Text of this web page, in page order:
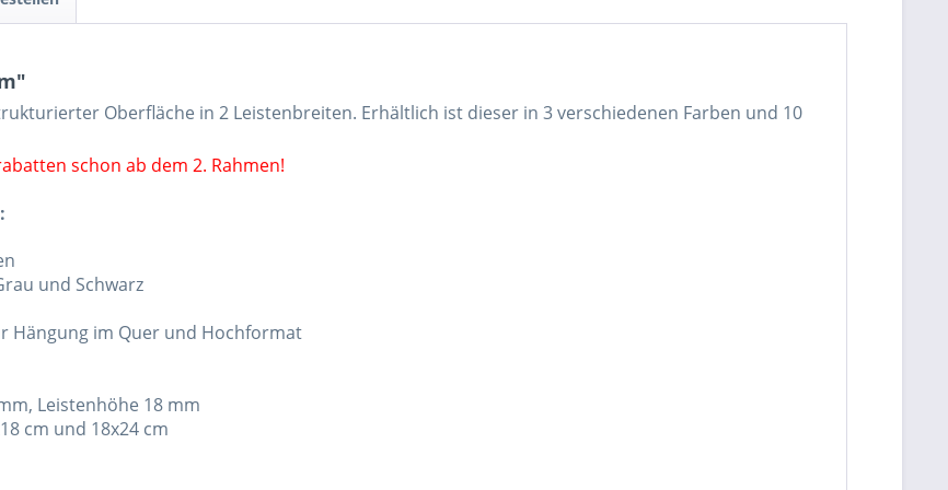
Oberfläche in 2 Leistenbreiten. Erhältlich ist dieser in 3 verschiedenen Farben und 10
schon ab dem 2. Rahmen!
und Schwarz
Hängung im Quer und Hochformat
Leistenhöhe 18 mm
cm und 18x24 cm